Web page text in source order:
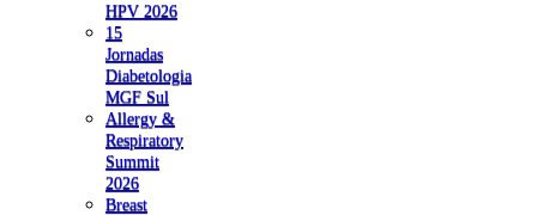
HPV 2026
15
Jornadas
Diabetologia
MGF Sul
Allergy &
Respiratory
Summit
2026
Breast